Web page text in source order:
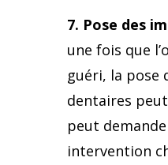
7. Pose des
une fois que
guéri, la pose
dentaires peut
peut
intervention